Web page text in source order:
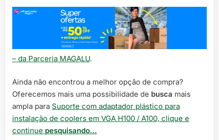
– da Parceria MAGALU.
Ainda não encontrou a melhor opção de compra?
Oferecemos mais uma possibilidade de busca mais
ampla para Suporte com adaptador plástico para
instalação de coolers em VGA H100 / A100, clique e
continue pesquisando…